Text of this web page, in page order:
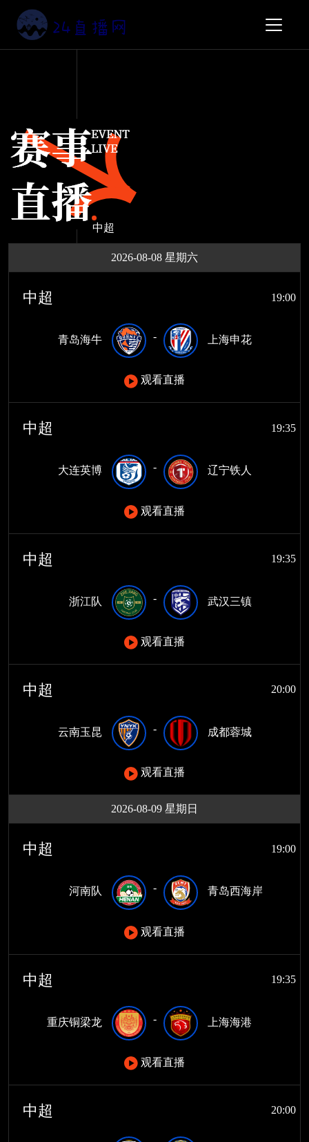
中超
2026-08-08 星期六
中超 19:00
青岛海牛 - 上海申花
观看直播
中超 19:35
大连英博 - 辽宁铁人
观看直播
中超 19:35
浙江队 - 武汉三镇
观看直播
中超 20:00
云南玉昆 - 成都蓉城
观看直播
2026-08-09 星期日
中超 19:00
河南队 - 青岛西海岸
观看直播
中超 19:35
重庆铜梁龙 - 上海海港
观看直播
中超 20:00